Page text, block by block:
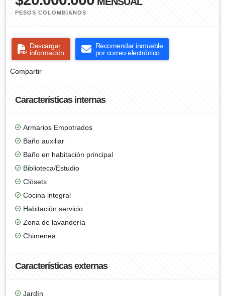
PESOS COLOMBIANOS
Descargar
información
Recomendar inmueble
por correo electrónico
Compartir
Características internas
Armarios Empotrados
Baño auxiliar
Baño en habitación principal
Biblioteca/Estudio
Clósets
Cocina integral
Habitación servicio
Zona de lavandería
Chimenea
Características externas
Jardín